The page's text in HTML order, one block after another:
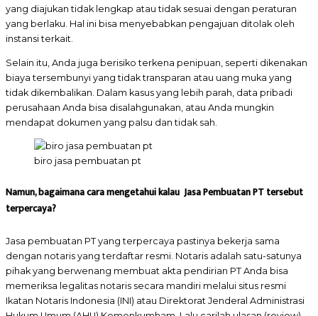
yang diajukan tidak lengkap atau tidak sesuai dengan peraturan
yang berlaku. Hal ini bisa menyebabkan pengajuan ditolak oleh
instansi terkait.
Selain itu, Anda juga berisiko terkena penipuan, seperti dikenakan
biaya tersembunyi yang tidak transparan atau uang muka yang
tidak dikembalikan. Dalam kasus yang lebih parah, data pribadi
perusahaan Anda bisa disalahgunakan, atau Anda mungkin
mendapat dokumen yang palsu dan tidak sah.
biro jasa pembuatan pt
Namun, bagaimana cara mengetahui kalau Jasa Pembuatan PT tersebut
terpercaya?
Jasa pembuatan PT yang terpercaya pastinya bekerja sama
dengan notaris yang terdaftar resmi. Notaris adalah satu-satunya
pihak yang berwenang membuat akta pendirian PT Anda bisa
memeriksa legalitas notaris secara mandiri melalui situs resmi
Ikatan Notaris Indonesia (INI) atau Direktorat Jenderal Administrasi